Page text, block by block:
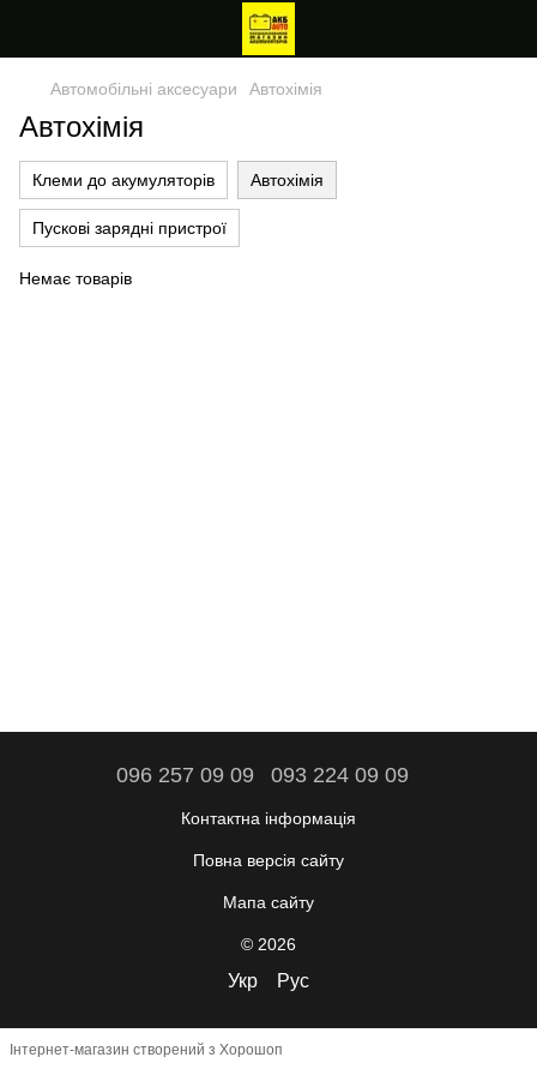
Автомобільні аксесуари Автохімія
Автохімія
Клеми до акумуляторів Автохімія
Пускові зарядні пристрої
Немає товарів
096 257 09 09 093 224 09 09
Контактна інформація
Повна версія сайту
Мапа сайту
© 2026
Укр Рус
Інтернет-магазин створений з Хорошоп